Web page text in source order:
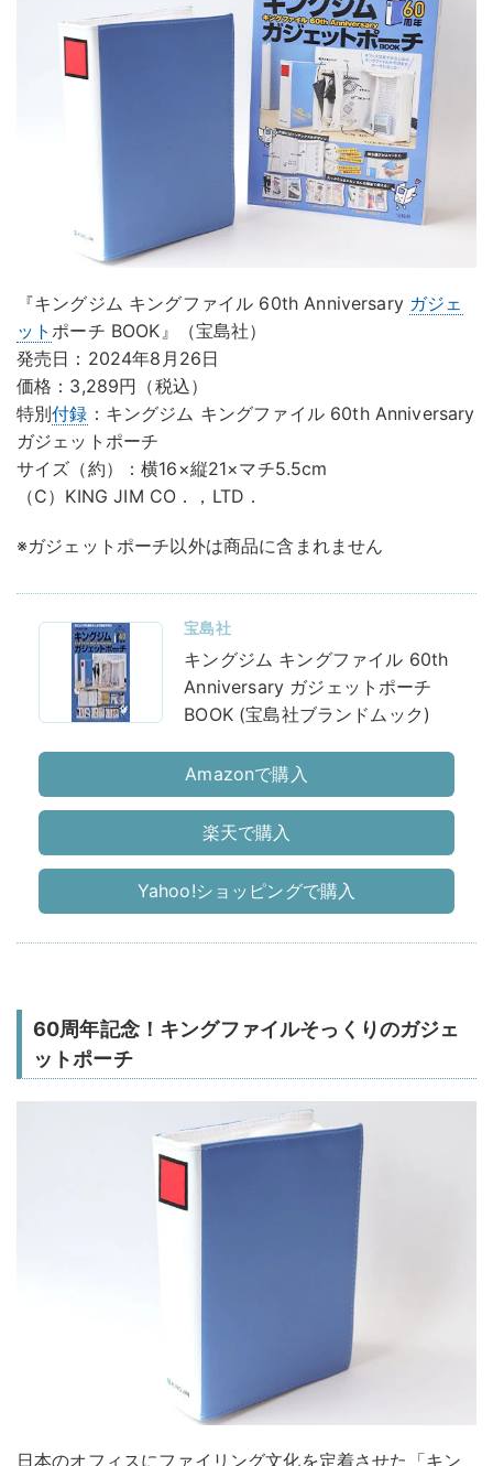
『キングジム キングファイル 60th Anniversary ガジェ
ットポーチ BOOK』（宝島社）
発売日：2024年8月26日
価格：3,289円（税込）
特別付録 ：キングジム キングファイル 60th Anniversary
ガジェットポーチ
サイズ（約）：横16×縦21×マチ5.5cm
（C）KING JIM CO．，LTD．
※ガジェットポーチ以外は商品に含まれません
宝島社
キングジム キングファイル 60th
Anniversary ガジェットポーチ
BOOK (宝島社ブランドムック)
Amazonで購入
楽天で購入
Yahoo!ショッピングで購入
60周年記念！キングファイルそっくりのガジェ
ットポーチ
日本のオフィスにファイリング文化を定着させた「キン